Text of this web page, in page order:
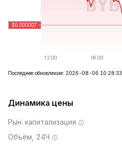
Последнее обновление: 2026-08-06 10:28:33
Динамика цены
Рын. капитализация
Объём, 24Ч